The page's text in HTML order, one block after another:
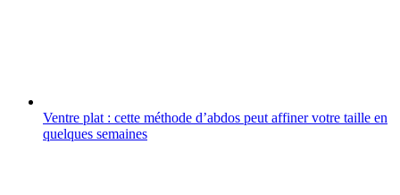
Ventre plat : cette méthode d’abdos peut affiner votre taille en
quelques semaines